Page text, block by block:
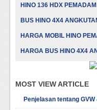
HINO 136 HDX
BUS HINO 4X4
HARGA MOBIL HINO
HARGA BUS HINO 4X4
MOST VIEW ARTICLE
Penjelasan tentang